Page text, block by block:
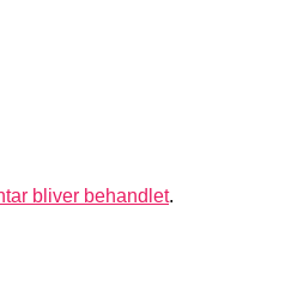
bliver behandlet.